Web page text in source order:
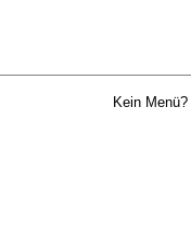
Kein